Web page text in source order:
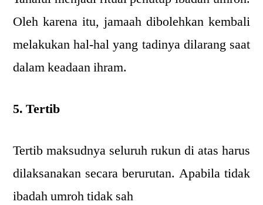
Oleh karena itu, jamaah dibolehkan kembali
melakukan hal-hal yang tadinya dilarang saat
dalam keadaan ihram.
5. Tertib
Tertib maksudnya seluruh rukun di atas harus
dilaksanakan secara berurutan. Apabila tidak
ibadah umroh tidak sah